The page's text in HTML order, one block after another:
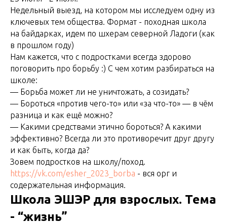
Недельный выезд, на котором мы исследуем одну из
ключевых тем общества. Формат - походная школа
на байдарках, идем по шхерам северной Ладоги (как
в прошлом году)
Нам кажется, что с подростками всегда здорово
поговорить про борьбу :) С чем хотим разбираться на
школе:
— Борьба может ли не уничтожать, а созидать?
— Бороться «против чего-то» или «за что-то» — в чём
разница и как ещё можно?
— Какими средствами этично бороться? А какими
эффективно? Всегда ли это противоречит друг другу
и как быть, когда да?
Зовем подростков на школу/поход.
https://vk.com/esher_2023_borba - вся орг и
содержательная информация.
Школа ЭШЭР для взрослых. Тема
- “жизнь”